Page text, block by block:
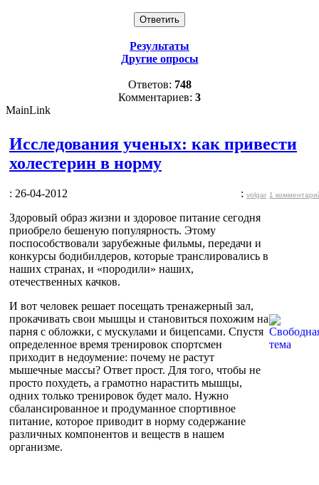
Результаты
Другие опросы
Ответов: 748
Комментариев: 3
MainLink
Исследования ученых: как привести
холестерин в норму
: 26-04-2012 : volgar 1
Здоровый образ жизни и здоровое питание сегодня
приобрело бешеную популярность. Этому
поспособствовали зарубежные фильмы, передачи и
конкурсы бодибилдеров, которые транслировались в
наших странах, и «породили» наших,
отечественных качков.
И вот человек решает посещать тренажерный зал,
прокачивать свои мышцы и становиться похожим на
парня с обложки, с мускулами и бицепсами. Спустя
определенное время тренировок спортсмен
приходит в недоумение: почему не растут
мышечные массы? Ответ прост. Для того, чтобы не
просто похудеть, а грамотно нарастить мышцы,
одних только тренировок будет мало. Нужно
сбалансированное и продуманное спортивное
питание, которое приводит в норму содержание
различных компонентов и веществ в нашем
организме.